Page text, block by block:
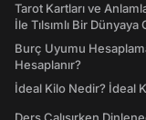
Tarot Kartları ve
İle Tılsımlı Bir Dünyaya
Burç Uyumu
Hesaplanır?
İdeal Kilo Nedir? İdeal